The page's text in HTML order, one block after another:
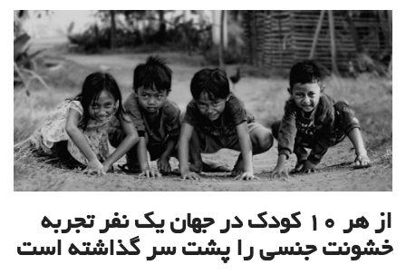
از هر ۱۰ کودک در جهان یک نفر تجربه
خشونت جنسی را پشت سر گذاشته است